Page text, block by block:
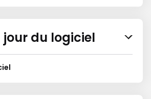
jour du logiciel